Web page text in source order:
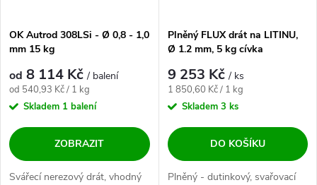
OK Autrod 308LSi - Ø 0,8 - 1,0
mm 15 kg
od 8 114 Kč/ balení
Měrná cena:
od 540,93 Kč / 1 kg
Skladem 1 balení
ZOBRAZIT
Svářecí nerezový drát, vhodný
Plněný FLUX drát na LITINU,
Ø 1.2 mm, 5 kg cívka
9 253 Kč/ ks
Měrná cena:
1 850,60 Kč / 1 kg
Skladem 3 ks
DO KOŠÍKU
Plněný - dutinkový, svařovací